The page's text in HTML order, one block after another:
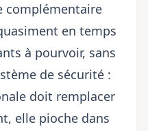
complémentaire
en temps
à pourvoir, sans
de sécurité :
doit remplacer
elle pioche dans